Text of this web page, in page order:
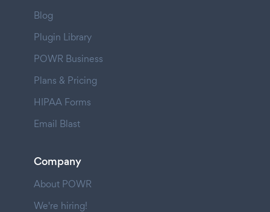
Blog
Plugin Library
POWR Business
Plans & Pricing
HIPAA Forms
Email Blast
Company
About POWR
We're hiring!